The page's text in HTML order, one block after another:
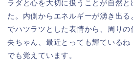
ラダと心を大切に扱うことが自然
た。内側からエネルギーが湧き出
でハツラツとした表情から、周り
央ちゃん、最近とっても輝ている
でも覚えています。